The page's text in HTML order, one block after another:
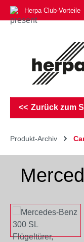
Hauptinhalt springen
Zur Suche springen
ZurHerpa Club-Vorteile
Zurück zum
Produkt-Archiv
Bildergalerie